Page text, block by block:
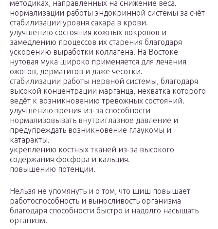
методиках, направленных на снижение веса.
нормализации работы эндокринной системы за счёт
стабилизации уровня сахара в крови.
улучшению состояния кожных покровов и
замедлению процессов их старения благодаря
ускорению выработки коллагена. На Востоке
нутовая мука широко применяется для лечения
ожогов, дерматитов и даже чесотки.
стабилизации работы нервной системы, благодаря
высокой концентрации марганца, нехватка которого
ведёт к возникновению тревожных состояний.
улучшению зрения из-за способности
нормализовывать внутриглазное давление и
предупреждать возникновение глаукомы и
катаракты.
укреплению костных тканей из-за высокого
содержания фосфора и кальция.
повышению потенции.
Нельзя не упомянуть и о том, что шиш повышает
работоспособность и выносливость организма
благодаря способности быстро и надолго насыщать
организм.